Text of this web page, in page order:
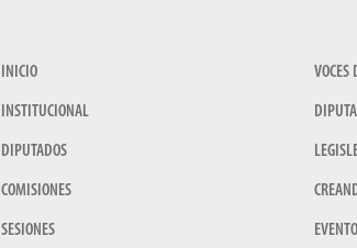
INICIO
INSTITUCIONAL
DIPUTADOS
COMISIONES
SESIONES
VOCES